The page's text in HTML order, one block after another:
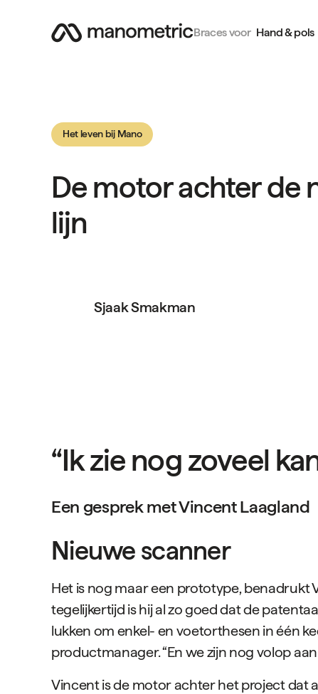
Braces voor Hand & pols
Het leven bij Mano
De motor achter de
lijn
Sjaak Smakman
“Ik zie nog zoveel
Een gesprek met Vincent Laagland
Nieuwe scanner
Het is nog maar een prototype, benadrukt
tegelijkertijd is hij al zo goed dat de
lukken om enkel- en voetorthesen in één
productmanager. “En we zijn nog volop
Vincent is de motor achter het project dat